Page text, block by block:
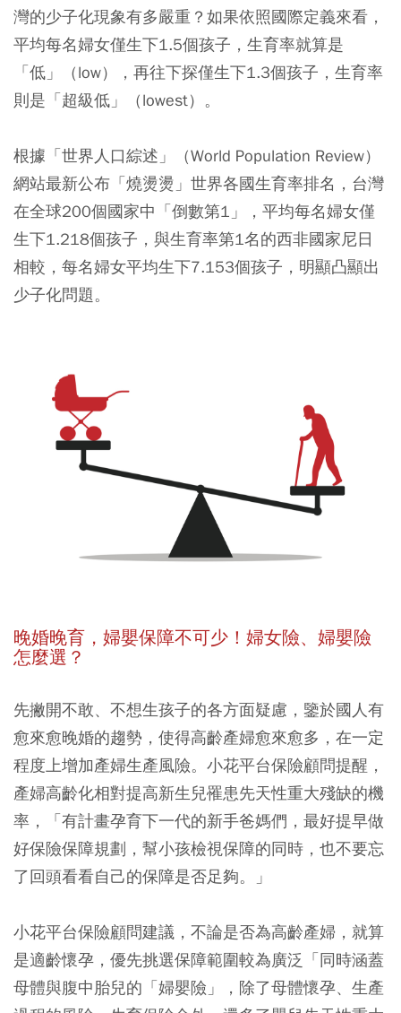
灣的少子化現象有多嚴重？如果依照國際定義來看，
平均每名婦女僅生下1.5個孩子，生育率就算是
「低」（low），再往下探僅生下1.3個孩子，生育率
則是「超級低」（lowest）。
根據「世界人口綜述」（World Population Review）
網站最新公布「燒燙燙」世界各國生育率排名，台灣
在全球200個國家中「倒數第1」，平均每名婦女僅
生下1.218個孩子，與生育率第1名的西非國家尼日
相較，每名婦女平均生下7.153個孩子，明顯凸顯出
少子化問題。
晚婚晚育，婦嬰保障不可少！婦女險、婦嬰險
怎麼選？
先撇開不敢、不想生孩子的各方面疑慮，鑒於國人有
愈來愈晚婚的趨勢，使得高齡產婦愈來愈多，在一定
程度上增加產婦生產風險。小花平台保險顧問提醒，
產婦高齡化相對提高新生兒罹患先天性重大殘缺的機
率，「有計畫孕育下一代的新手爸媽們，最好提早做
好保險保障規劃，幫小孩檢視保障的同時，也不要忘
了回頭看看自己的保障是否足夠。」
小花平台保險顧問建議，不論是否為高齡產婦，就算
是適齡懷孕，優先挑選保障範圍較為廣泛「同時涵蓋
母體與腹中胎兒的「婦嬰險」，除了母體懷孕、生產